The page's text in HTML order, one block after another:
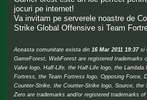
jocuri pe internet!
Va invitam pe serverele noastre de
Strike Global Offensive si Team
Aceasta comunitate exista din16 Mar 2011 19:37si
GameForest, WebForest are registered
Valve logo, Half-Life, the Half-Life logo, the Lambda
Fortress, the Team Fortress logo, Opposing Force,
Counter-Strike, the Counter-Strike logo, Source,
Zero are trademarks and/or registered trademarks